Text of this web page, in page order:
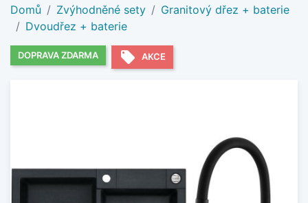
Domů Zvýhodněné sety
Granitový dřez + baterie
Dvoudřez + baterie
DOPRAVA ZDARMA local_offer AKCE